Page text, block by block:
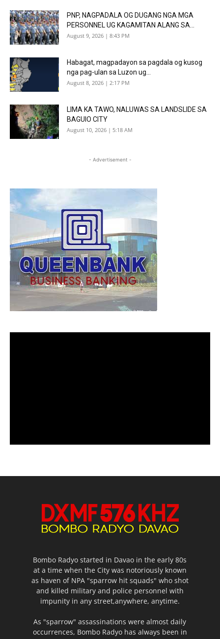
PNP, NAGPADALA OG DUGANG NGA MGA
PERSONNEL UG KAGAMITAN ALANG SA...
August 9, 2026 | 8:43 PM
Habagat, magpadayon sa pagdala og kusog
nga pag-ulan sa Luzon ug...
August 8, 2026 | 2:17 PM
LIMA KA TAWO, NALUWAS SA LANDSLIDE SA
BAGUIO CITY
August 10, 2026 | 5:18 AM
- Advertisement -
Bombo Radyo started in Davao in the early 80s
at a time when the City was notoriously known
as haven of NPA "sparrow hit squads" who shot
and killed military and police personnel with
impunity in any street,anywhere, anytime.
As "sparrow" assassinations were almost daily
occurrences, Bombo Radyo has always been in